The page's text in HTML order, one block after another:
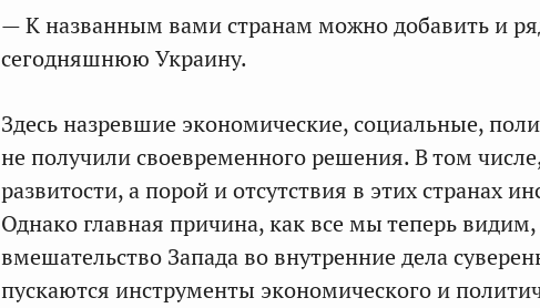
— К названным вами странам можно добавить и
сегодняшнюю Украину.
Здесь назревшие экономические, социальные,
не получили своевременного решения. В том
развитости, а порой и отсутствия в этих странах
Однако главная причина, как все мы теперь
вмешательство Запада во внутренние дела
пускаются инструменты экономического и